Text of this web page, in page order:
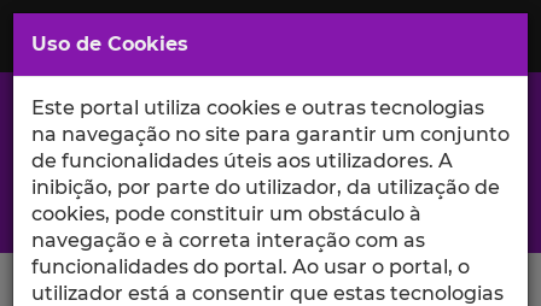
Saltar
para
Conteúdo
Principal
A excelência da investigação e ciência no Iscte
Search Button
Uso de Cookies
Este portal utiliza cookies e outras tecnologias
na navegação no site para garantir um conjunto
de funcionalidades úteis aos utilizadores. A
inibição, por parte do utilizador, da utilização de
cookies, pode constituir um obstáculo à
navegação e à correta interação com as
funcionalidades do portal. Ao usar o portal, o
utilizador está a consentir que estas tecnologias